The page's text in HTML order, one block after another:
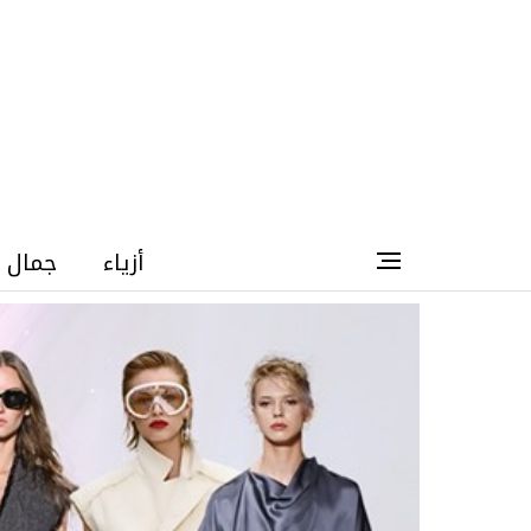
أزياء جمال